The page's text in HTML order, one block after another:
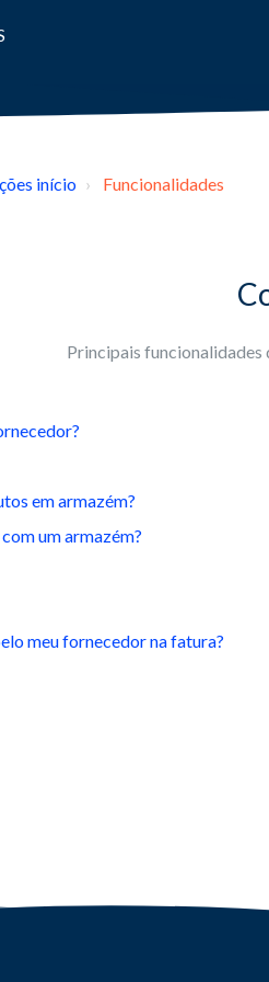
início Funcionalidades
Principais funcionalidades
em armazém?
um armazém?
meu fornecedor na fatura?